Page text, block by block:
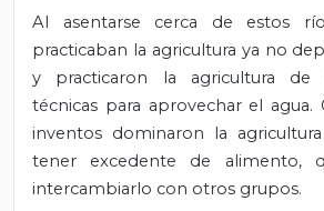
Al asentarse cerca de estos
practicaban la agricultura ya no
y practicaron la agricultura de
técnicas para aprovechar el
inventos dominaron la
tener excedente de alimento,
intercambiarlo con otros grupos.